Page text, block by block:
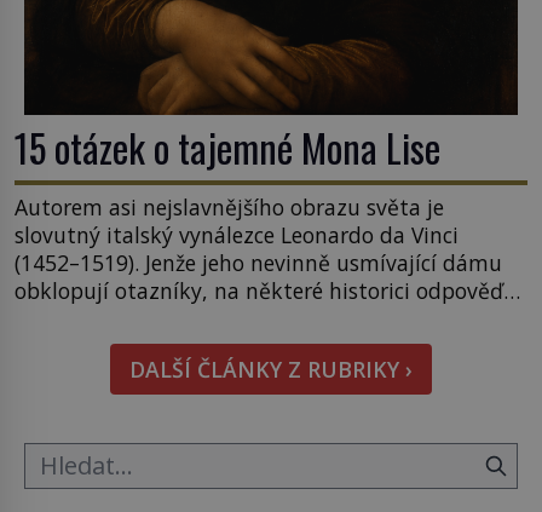
15 otázek o tajemné Mona Lise
Autorem asi nejslavnějšího obrazu světa je
slovutný italský vynálezce Leonardo da Vinci
(1452–1519). Jenže jeho nevinně usmívající dámu
obklopují otazníky, na některé historici odpověď
pověsil Napoleon? Samotný císař Napoleon
Bonaparte (1769–1821) má pro malbu slabost, a
tak si ji ještě jako první konzul přemístí do své
DALŠÍ ČLÁNKY Z RUBRIKY ›